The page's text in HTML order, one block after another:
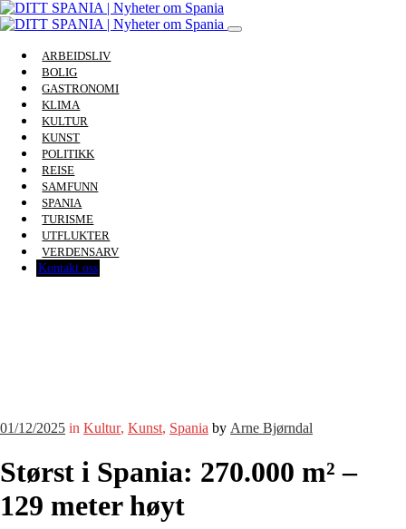
ARBEIDSLIV
BOLIG
GASTRONOMI
KLIMA
KULTUR
KUNST
POLITIKK
REISE
SAMFUNN
SPANIA
TURISME
UTFLUKTER
VERDENSARV
Kontakt oss
01/12/2025 in Kultur, Kunst, Spania by Arne Bjørndal
Størst i Spania: 270.000 m² –
129 meter høyt